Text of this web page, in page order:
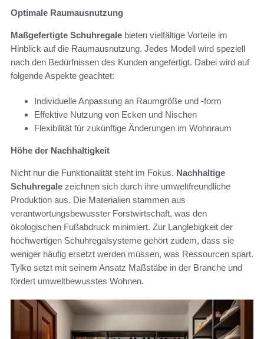
Optimale Raumausnutzung
Maßgefertigte Schuhregale bieten vielfältige Vorteile im
Hinblick auf die Raumausnutzung. Jedes Modell wird speziell
nach den Bedürfnissen des Kunden angefertigt. Dabei wird auf
folgende Aspekte geachtet:
Individuelle Anpassung an Raumgröße und -form
Effektive Nutzung von Ecken und Nischen
Flexibilität für zukünftige Änderungen im Wohnraum
Höhe der Nachhaltigkeit
Nicht nur die Funktionalität steht im Fokus. Nachhaltige
Schuhregale zeichnen sich durch ihre umweltfreundliche
Produktion aus. Die Materialien stammen aus
verantwortungsbewusster Forstwirtschaft, was den
ökologischen Fußabdruck minimiert. Zur Langlebigkeit der
hochwertigen Schuhregalsysteme gehört zudem, dass sie
weniger häufig ersetzt werden müssen, was Ressourcen spart.
Tylko setzt mit seinem Ansatz Maßstäbe in der Branche und
fördert umweltbewusstes Wohnen.